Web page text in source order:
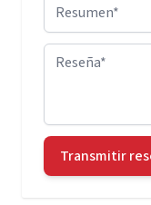
Reseña
Transmitir